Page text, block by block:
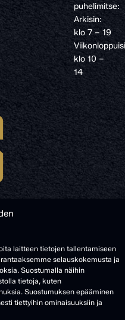
laitteen tietojen tallentamiseen
selauskokemusta ja
Suostumalla näihin
tietoja, kuten
Suostumuksen epääminen
tiettyihin ominaisuuksiin ja
puhelimitse:
Arkisin:
klo 7 – 19
klo 10 –
14
2025